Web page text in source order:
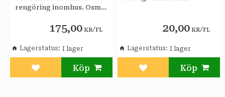
rengöring inomhus. Osmo
färdig att använda.
175,00 KR/FL
Lägg till i favoriter
Lagerstatus
20,00 KR/FL
Lägg till i favoriter
Lagerstatus